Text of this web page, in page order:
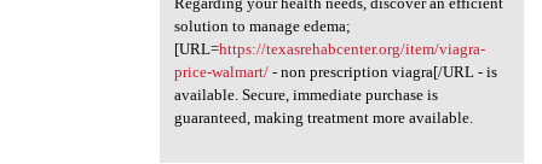
solution to manage edema;
[URL=https://texasrehabcenter.org/item/viagra-
price-walmart/- non prescription viagra[/URL - is
available. Secure, immediate purchase is
guaranteed, making treatment more available.